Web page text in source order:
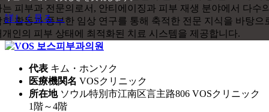
詳しく見る →
代表 キム・ホンソク
医療機関名 VOSクリニック
所在地 ソウル特別市江南区言主路806 VOSクリニック
1階～4階